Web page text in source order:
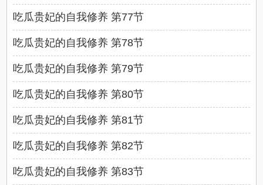
吃瓜贵妃的自我修养 第77节
吃瓜贵妃的自我修养 第78节
吃瓜贵妃的自我修养 第79节
吃瓜贵妃的自我修养 第80节
吃瓜贵妃的自我修养 第81节
吃瓜贵妃的自我修养 第82节
吃瓜贵妃的自我修养 第83节